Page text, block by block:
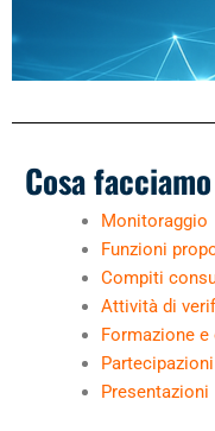
Cosa facciamo
Monitoraggio
Funzioni
Compiti
Attività di
Formazione e
Presentazioni